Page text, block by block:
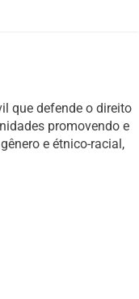
que defende o direito
promovendo e
e étnico-racial,